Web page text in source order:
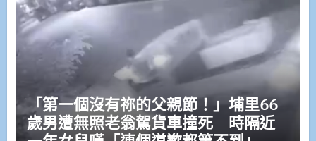
「第一個沒有祢的父親節！」埔里66
歲男遭無照老翁駕貨車撞死 時隔近